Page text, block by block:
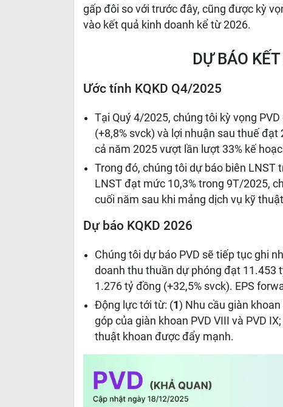
gấp đôi so với trước đây, cũng được kỳ
vào kết quả kinh doanh kể từ 2026.
DỰ BÁO
Ước tính KQKD Q4/2025
Tại Quý 4/2025, chúng tôi kỳ vọng
(+8,8% svck) và lợi nhuận sau thuế đạt
cả năm 2025 vượt lần lượt 33% kế
Trong đó, chúng tôi dự báo biên LNST
LNST đạt mức 10,3% trong 9T/2025,
cuối năm sau khi mảng dịch vụ kỹ
Dự báo KQKD 2026
Chúng tôi dự báo PVD sẽ tiếp tục ghi
doanh thu thuần dự phóng đạt 11.453
1.276 tỷ đồng (+32,5% svck). EPS
Động lực tới từ: (1) Nhu cầu giàn
góp của giàn khoan PVD VIII và PVD
thuật khoan được đẩy mạnh.